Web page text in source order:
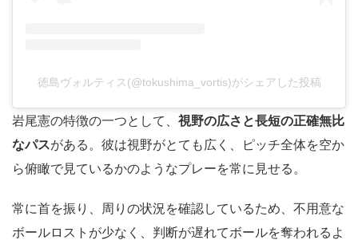
徳島ヴォルティス(@tokushima_vortis)がシェアした投稿
岩尾憲の特徴の一つとして、 視野の広さと長短の正確無比
なパスがある。彼は視野がとても広く、ピッチ全体を空か
ら俯瞰で見ているかのようなプレーを常に見せる。
常に首を振り、周りの状況を確認しているため、不用意な
ボールロストが少なく、判断が遅れてボールを奪われるよ